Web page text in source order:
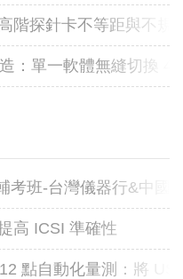
階探針卡不等距與不規
：單一軟體無縫切換 4
考班-台灣儀器行&中國
高 ICSI 準確性
點自動化量測：將